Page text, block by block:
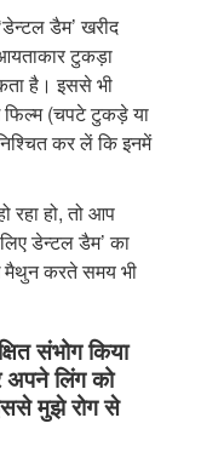
डैम’ खरीद
टुकड़ा
है। इससे भी
फिल्म (चपटे टुकड़े या
कर लें कि इनमें
रहा हो, तो आप
डेन्टल डैम’ का
करते समय भी
संभोग किया
लिंग को
मुझे रोग से